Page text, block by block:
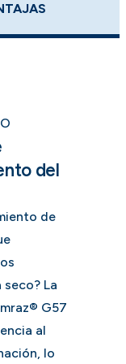
del
de
La
G57
al
lo